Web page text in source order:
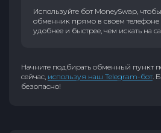
Используйте бот MoneySwap,
обменник прямо в своем
удобнее и быстрее, чем искать на
Начните подбирать обменный пункт
сейчас, используя наш Telegram-бот.
безопасно!